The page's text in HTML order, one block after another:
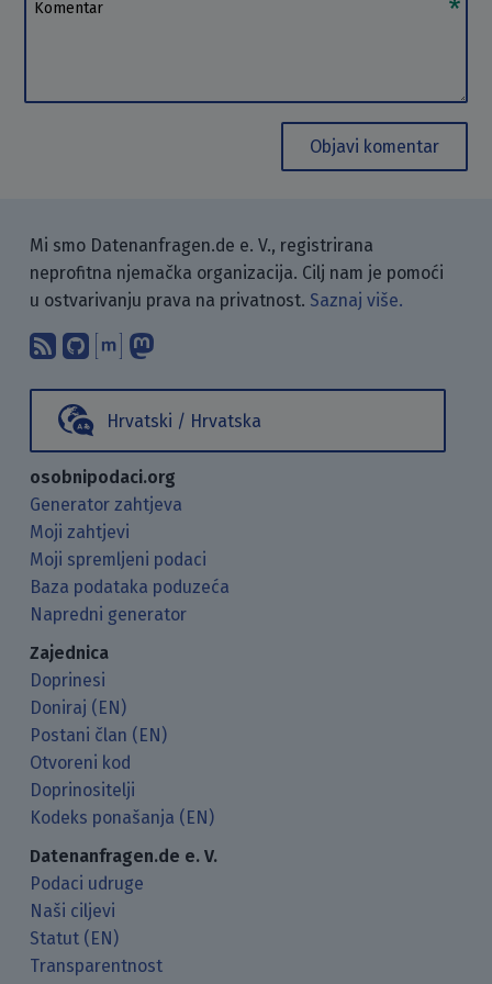
Objavi komentar
Mi smo Datenanfragen.de e. V., registrirana
neprofitna njemačka organizacija. Cilj nam je pomoći
u ostvarivanju prava na privatnost. Saznaj više.
Pretplati se na naš blog koristeći
Pronađi nas na GitHubu.
Raspravljaj s nama putem
Hrvatski / Hrvatska
osobnipodaci.org
Generator zahtjeva
Moji zahtjevi
Moji spremljeni podaci
Baza podataka poduzeća
Napredni generator
Zajednica
Doprinesi
Doniraj (EN)
Postani član (EN)
Otvoreni kod
Doprinositelji
Kodeks ponašanja (EN)
Datenanfragen.de e. V.
Podaci udruge
Naši ciljevi
Statut (EN)
Transparentnost